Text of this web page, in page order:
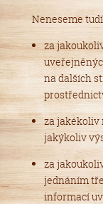
Neneseme
za
na dalších
za jakékoliv
jakýkoliv
za
jednáním
informací